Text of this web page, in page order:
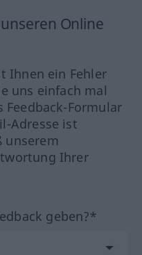
Online
Ihnen ein Fehler
uns einfach mal
Feedback-Formular
Adresse ist
unserem
Ihrer
geben?*